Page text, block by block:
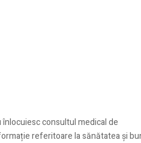
consultul medical de
referitoare la sănătatea și